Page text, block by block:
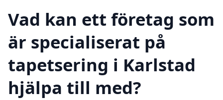
Vad kan ett företag som
är specialiserat på
tapetsering i Karlstad
hjälpa till med?